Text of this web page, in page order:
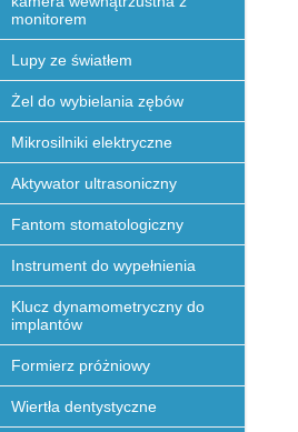
monitorem
Lupy ze światłem
Żel do wybielania zębów
Mikrosilniki elektryczne
Aktywator ultrasoniczny
Fantom stomatologiczny
Instrument do wypełnienia
Klucz dynamometryczny do
implantów
Formierz próżniowy
Wiertła dentystyczne